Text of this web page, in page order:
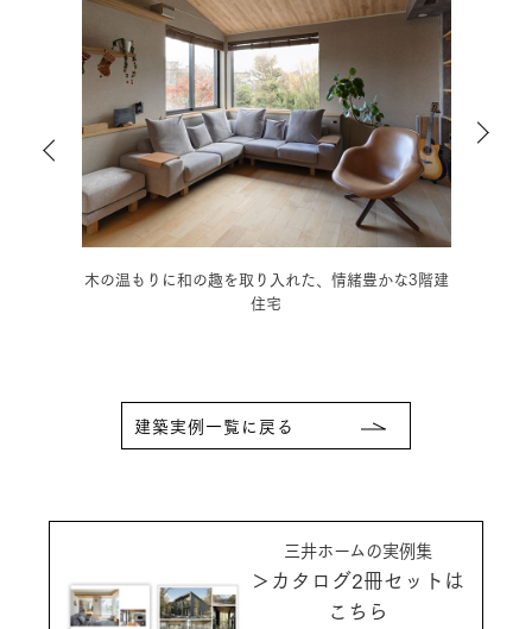
モノトーンの静謐な空間に癒される、こだわりの3階
建住宅
建築実例一覧に戻る
三井ホームの実例集
＞カタログ2冊セットは
こちら